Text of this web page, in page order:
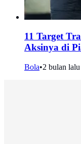
11 Target
Aksinya di
Bola•2 bulan lalu